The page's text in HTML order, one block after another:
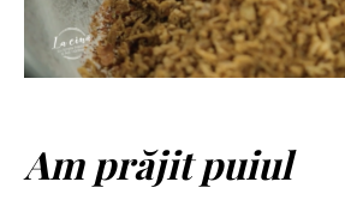
Am prăjit puiul